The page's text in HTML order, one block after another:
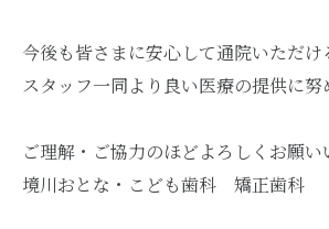
今後も皆さまに安心して通院いただけ
スタッフ一同より良い医療の提供に努
ご理解・ご協力のほどよろしくお願
境川おとな・こども歯科 矯正歯科